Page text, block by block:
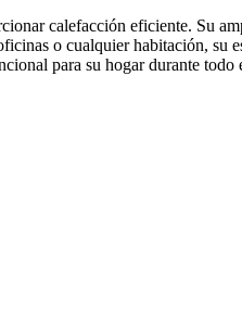
calefacción eficiente. Su
o cualquier habitación, su
para su hogar durante todo